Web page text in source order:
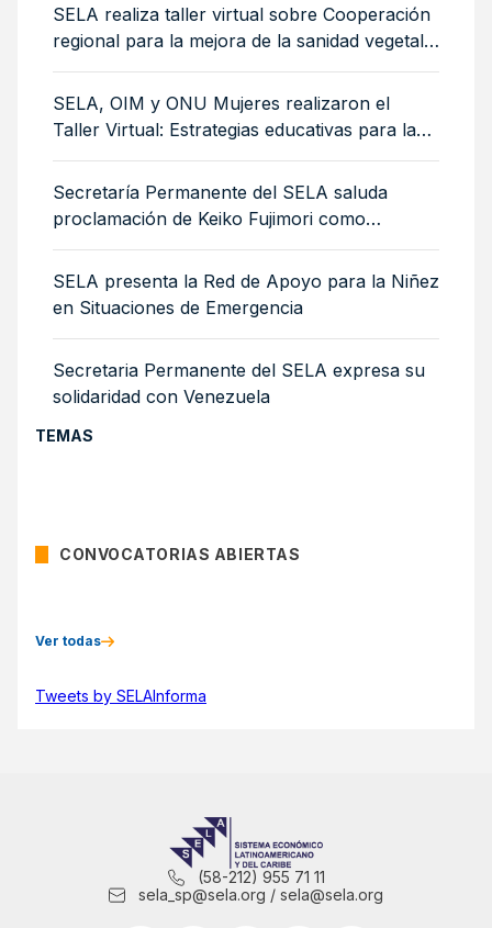
SELA realiza taller virtual sobre Cooperación
regional para la mejora de la sanidad vegetal:
medidas sanitarias y fitosanitarias para la
sostenibilidad ambiental
SELA, OIM y ONU Mujeres realizaron el
Taller Virtual: Estrategias educativas para la
integración de mujeres y niñas migrantes
Secretaría Permanente del SELA saluda
proclamación de Keiko Fujimori como
Presidenta de Perú
SELA presenta la Red de Apoyo para la Niñez
en Situaciones de Emergencia
Secretaria Permanente del SELA expresa su
solidaridad con Venezuela
TEMAS
CONVOCATORIAS ABIERTAS
Ver todas
Tweets by SELAInforma
(58-212) 955 71 11
sela_sp@sela.org / sela@sela.org